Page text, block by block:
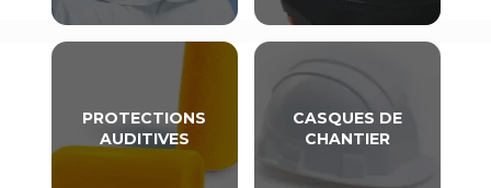
PROTECTIONS
AUDITIVES
CASQUES DE
CHANTIER